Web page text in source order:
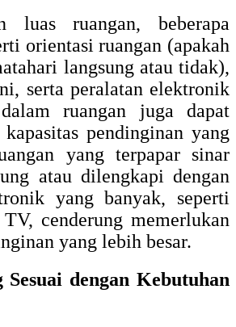
luas ruangan, beberapa
orientasi ruangan (apakah
langsung atau tidak),
serta peralatan elektronik
ruangan juga dapat
pendinginan yang
yang terpapar sinar
atau dilengkapi dengan
yang banyak, seperti
cenderung memerlukan
yang lebih besar.
Sesuai dengan Kebutuhan